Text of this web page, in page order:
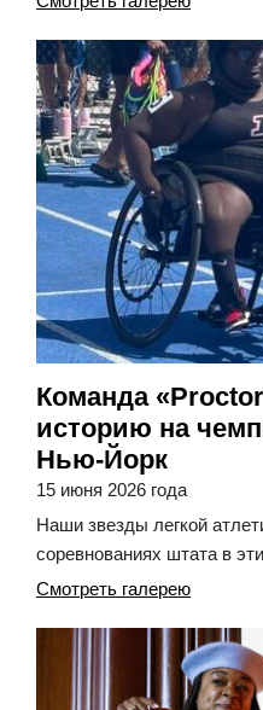
Команда
историю на
Нью-Йорк
15 июня 2026 года
Наши звезды легкой
соревнованиях штата в
Смотреть галерею